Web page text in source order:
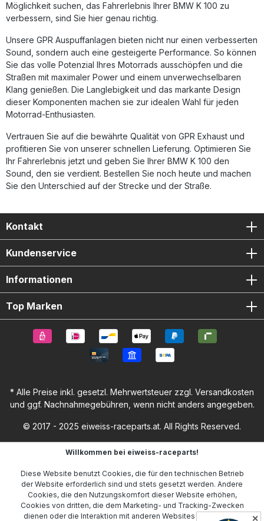
Möglichkeit suchen, das Fahrerlebnis Ihrer BMW K 100 zu
verbessern, sind Sie hier genau richtig.
Unsere GPR Auspuffanlagen bieten nicht nur einen verbesserten
Sound, sondern auch eine gesteigerte Performance. So können
Sie das volle Potenzial Ihres Motorrads ausschöpfen und die
Straßen mit maximaler Power und einem unverwechselbaren
Klang genießen. Die Langlebigkeit und das markante Design
dieser Komponenten machen sie zur idealen Wahl für jeden
Motorrad-Enthusiasten.
Vertrauen Sie auf die bewährte Qualität von GPR Exhaust und
profitieren Sie von unserer schnellen Lieferung. Optimieren Sie
Ihr Fahrerlebnis jetzt und geben Sie Ihrer BMW K 100 den
Sound, den sie verdient. Bestellen Sie noch heute und machen
Sie den Unterschied auf der Strecke und der Straße.
Kontakt
Kundenservice
Informationen
Top Marken
* Alle Preise inkl. gesetzl. Mehrwertsteuer zzgl. Versandkosten
und ggf. Nachnahmegebühren, wenn nicht anders angegeben.
© 2017 - 2025 eiweiss-raceparts.at. All Rights Reserved.
Willkommen bei eiweiss-raceparts!
Diese Website benutzt Cookies, die für den technischen Betrieb
der Website erforderlich sind und stets gesetzt werden. Andere
Cookies, die den Nutzungskomfort dieser Website erhöhen,
Cookies von dritten, die dem Marketing- und Tracking-Zwecken
dienen oder die Interaktion mit anderen Websites und sozialen
✕